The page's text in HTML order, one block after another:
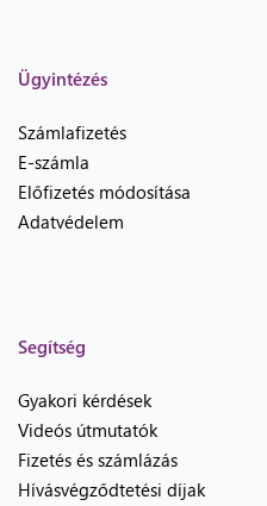
Ügyintézés
Számlafizetés
E-számla
Előfizetés módosítása
Adatvédelem
Segítség
Gyakori kérdések
Videós útmutatók
Fizetés és számlázás
Hívásvégződtetési díjak